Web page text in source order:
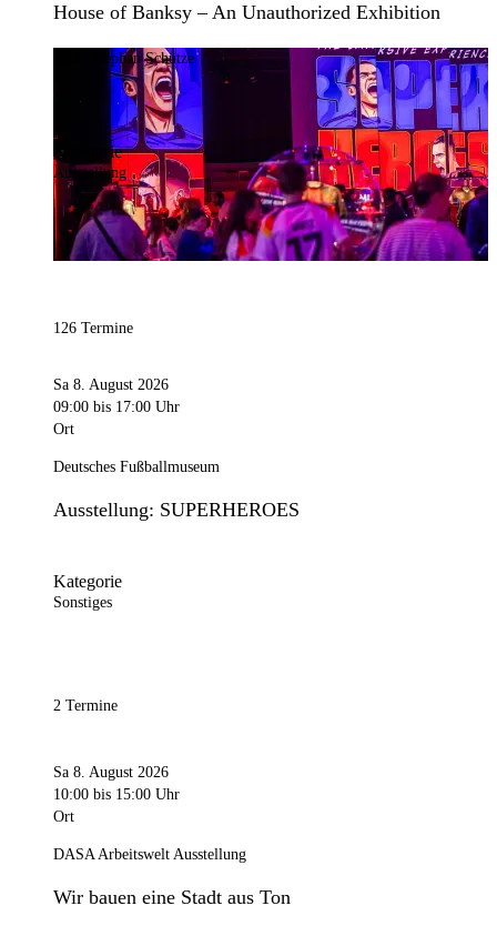
House of Banksy – An Unauthorized Exhibition
Stephan Schütze
Kategorie
Ausstellung
126 Termine
Sa 8. August 2026
09:00 bis 17:00 Uhr
Ort
Deutsches Fußballmuseum
Ausstellung: SUPERHEROES
Kategorie
Sonstiges
2 Termine
Sa 8. August 2026
10:00 bis 15:00 Uhr
Ort
DASA Arbeitswelt Ausstellung
Wir bauen eine Stadt aus Ton